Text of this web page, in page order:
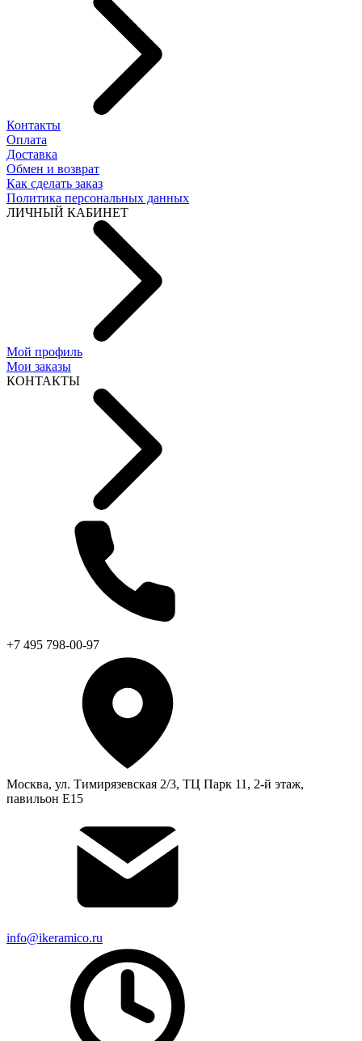
Контакты
Оплата
Доставка
Обмен и возврат
Как сделать заказ
Политика персональных данных
ЛИЧНЫЙ КАБИНЕТ
Мой профиль
Мои заказы
КОНТАКТЫ
+7 495 798-00-97
Москва, ул. Тимирязевская 2/3, ТЦ Парк 11, 2-й этаж,
павильон Е15
info@ikeramico.ru